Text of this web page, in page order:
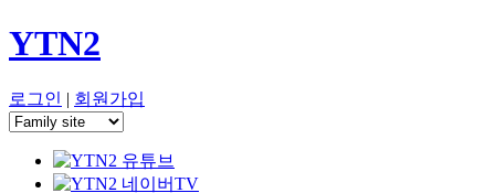
YTN2
로그인 | 회원가입